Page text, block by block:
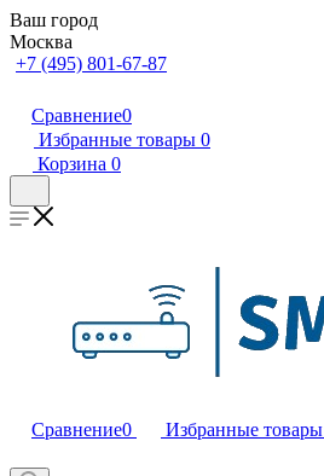
Ваш город
Москва
+7 (495) 801-67-87
Сравнение0
Избранные товары 0
Корзина 0
Сравнение0 Избранные товары